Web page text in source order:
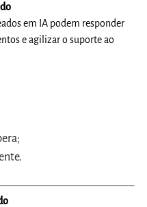
em IA podem responder
e agilizar o suporte ao